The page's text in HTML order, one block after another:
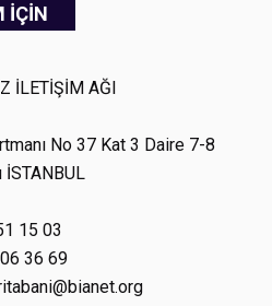
İÇİN
İLETİŞİM AĞI
No 37 Kat 3 Daire 7-8
15 03
36 69